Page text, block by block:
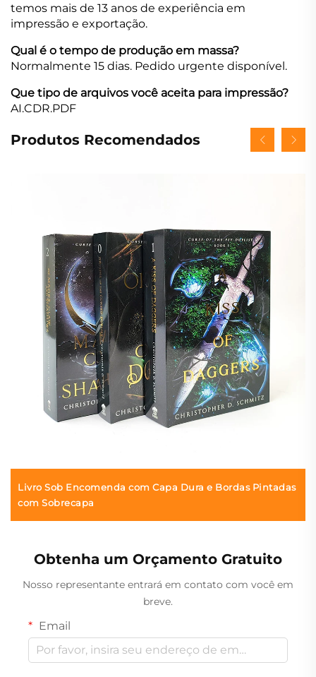
temos mais de 13 anos de experiência em
impressão e exportação.
Qual é o tempo de produção em massa?
Normalmente 15 dias. Pedido urgente disponível.
Que tipo de arquivos você aceita para impressão?
AI.CDR.PDF
Produtos Recomendados
Livro Sob Encomenda com Capa Dura e Bordas Pintadas
com Sobrecapa
Obtenha um Orçamento Gratuito
Nosso representante entrará em contato com você em
breve.
Email